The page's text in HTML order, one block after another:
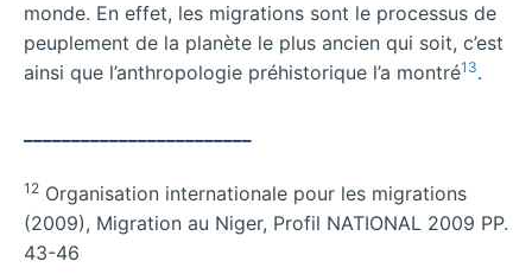
monde. En effet, les migrations sont le processus de
peuplement de la planète le plus ancien qui soit, c’est
ainsi que l’anthropologie préhistorique l’a montré13.
12 Organisation internationale pour les migrations
(2009), Migration au Niger, Profil NATIONAL 2009 PP.
43-46